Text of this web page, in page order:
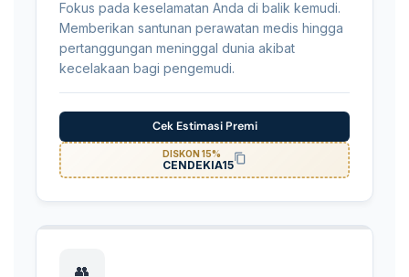
Fokus pada keselamatan Anda di balik kemudi.
Memberikan santunan perawatan medis hingga
pertanggungan meninggal dunia akibat
kecelakaan bagi pengemudi.
Cek Estimasi Premi
DISKON 15%
CENDEKIA15
👥